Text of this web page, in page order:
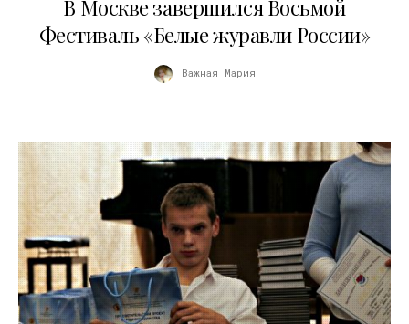
В Москве завершился Восьмой
Фестиваль «Белые журавли России»
Важная Мария